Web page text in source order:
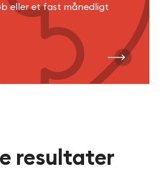
eller et fast månedligt
resultater